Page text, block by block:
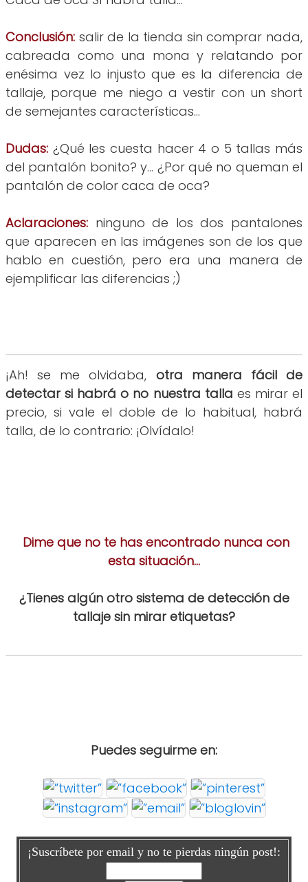
Conclusión: salir de la tienda sin comprar nada,
cabreada como una mona y relatando por
enésima vez lo injusto que es la diferencia de
tallaje, porque me niego a vestir con un short
de semejantes características...
Dudas: ¿Qué les cuesta hacer 4 o 5 tallas más
del pantalón bonito? y... ¿Por qué no queman el
pantalón de color caca de oca?
Aclaraciones: ninguno de los dos pantalones
que aparecen en las imágenes son de los que
hablo en cuestión, pero era una manera de
ejemplificar las diferencias ;)
¡Ah! se me olvidaba, otra manera fácil de
detectar si habrá o no nuestra talla es mirar el
precio, si vale el doble de lo habitual, habrá
talla, de lo contrario: ¡Olvídalo!
Dime que no te has encontrado nunca con
esta situación...
¿Tienes algún otro sistema de detección de
tallaje sin mirar etiquetas?
Puedes seguirme en:
¡Suscríbete por email y no te pierdas ningún post!: